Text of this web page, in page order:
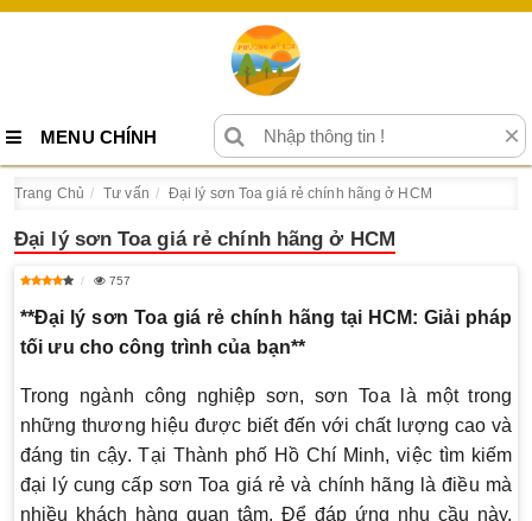
MENU CHÍNH ×
Trang Chủ Tư vấn Đại lý sơn Toa giá rẻ chính hãng ở HCM
Đại lý sơn Toa giá rẻ chính hãng ở HCM
757
**Đại lý sơn Toa giá rẻ chính hãng tại HCM: Giải pháp
tối ưu cho công trình của bạn**
Trong ngành công nghiệp sơn, sơn Toa là một trong
những thương hiệu được biết đến với chất lượng cao và
đáng tin cậy. Tại Thành phố Hồ Chí Minh, việc tìm kiếm
đại lý cung cấp sơn Toa giá rẻ và chính hãng là điều mà
nhiều khách hàng quan tâm. Để đáp ứng nhu cầu này,